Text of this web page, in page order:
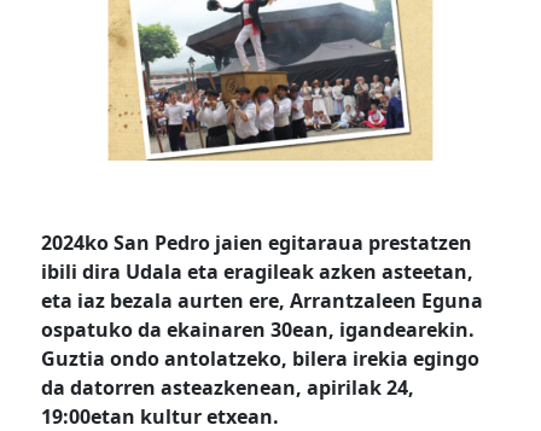
2024ko San Pedro jaien egitaraua prestatzen
ibili dira Udala eta eragileak azken asteetan,
eta iaz bezala aurten ere, Arrantzaleen Eguna
ospatuko da ekainaren 30ean, igandearekin.
Guztia ondo antolatzeko, bilera irekia egingo
da datorren asteazkenean, apirilak 24,
19:00etan kultur etxean.